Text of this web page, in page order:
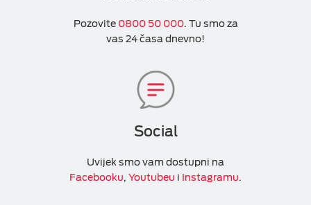
Pozovite 0800 50 000. Tu smo za
vas 24 časa dnevno!
Social
Uvijek smo vam dostupni na
Facebooku, Youtubeu i Instagramu.